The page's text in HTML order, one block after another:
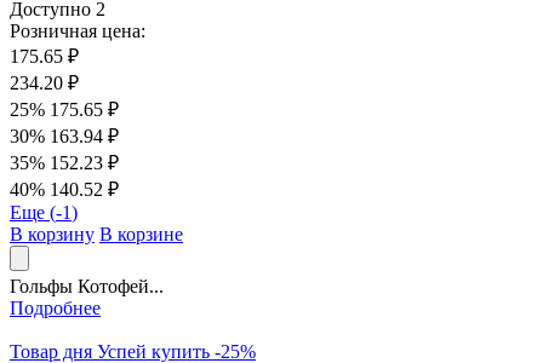
Доступно 2
Розничная цена:
175.65 ₽
234.20 ₽
25% 175.65 ₽
30% 163.94 ₽
35% 152.23 ₽
40% 140.52 ₽
Еще (-1)
В корзину В корзине
Гольфы Котофей...
Подробнее
Товар дня Успей купить -25%